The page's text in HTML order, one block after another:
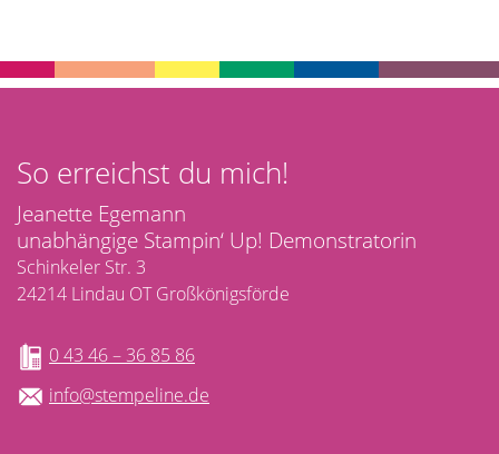
So erreichst du mich!
Jeanette Egemann
unabhängige Stampin‘ Up! Demonstratorin
Schinkeler Str. 3
24214 Lindau OT Großkönigsförde
0 43 46 – 36 85 86
info@stempeline.de